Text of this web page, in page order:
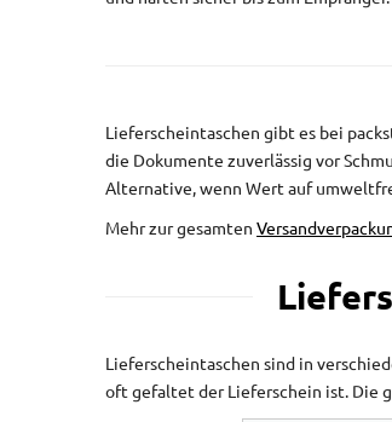
Lieferscheintaschen gibt es bei
die Dokumente zuverlässig vor
Alternative, wenn Wert auf
Mehr zur gesamten
Lieferscheintaschen sind in
oft gefaltet der Lieferschein ist. Die